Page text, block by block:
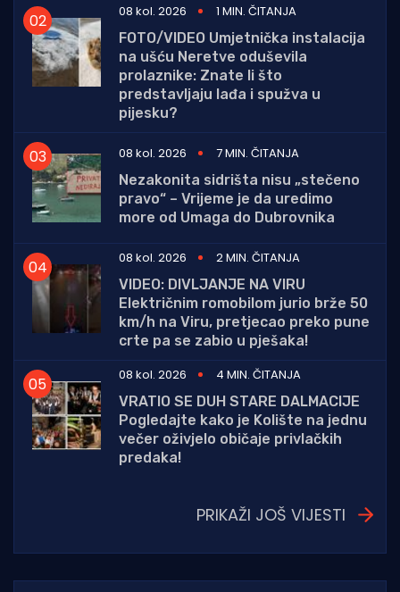
08 kol. 2026
1 MIN. ČITANJA
FOTO/VIDEO Umjetnička instalacija
na ušću Neretve oduševila
prolaznike: Znate li što
predstavljaju lađa i spužva u
pijesku?
08 kol. 2026
7 MIN. ČITANJA
Nezakonita sidrišta nisu „stečeno
pravo“ – Vrijeme je da uredimo
more od Umaga do Dubrovnika
08 kol. 2026
2 MIN. ČITANJA
VIDEO: DIVLJANJE NA VIRU
Električnim romobilom jurio brže 50
km/h na Viru, pretjecao preko pune
crte pa se zabio u pješaka!
08 kol. 2026
4 MIN. ČITANJA
VRATIO SE DUH STARE DALMACIJE
Pogledajte kako je Kolište na jednu
večer oživjelo običaje privlačkih
predaka!
PRIKAŽI JOŠ VIJESTI